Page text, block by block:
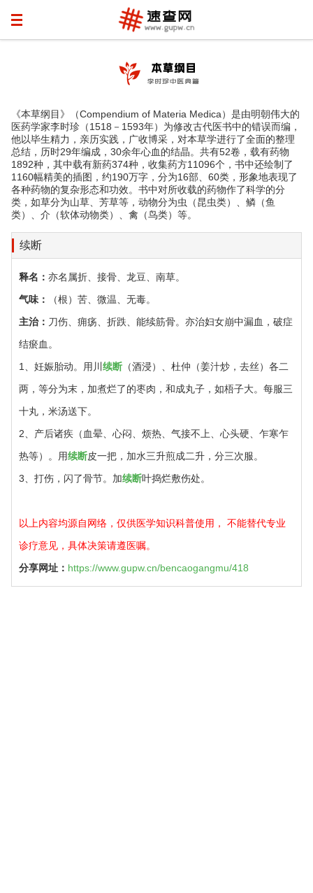
《本草纲目》（Compendium of Materia Medica）是由明朝伟大的
医药学家李时珍（1518－1593年）为修改古代医书中的错误而编，
他以毕生精力，亲历实践，广收博采，对本草学进行了全面的整理
总结，历时29年编成，30余年心血的结晶。共有52卷，载有药物
1892种，其中载有新药374种，收集药方11096个，书中还绘制了
1160幅精美的插图，约190万字，分为16部、60类，形象地表现了
各种药物的复杂形态和功效。书中对所收载的药物作了科学的分
类，如草分为山草、芳草等，动物分为虫（昆虫类）、鳞（鱼
类）、介（软体动物类）、禽（鸟类）等。
续断
释名： 亦名属折、接骨、龙豆、南草。
气味：
（根）苦、微温、无毒。
主治： 刀伤、痈疡、折跌、能续筋骨。亦治妇女崩中漏血，破症
结瘀血。
1、妊娠胎动。用川 续断 （酒浸）、杜仲（姜汁炒，去丝）各二
两，等分为末，加煮烂了的枣肉，和成丸子，如梧子大。每服三
十丸，米汤送下。
2、产后诸疾（血晕、心闷、烦热、气接不上、心头硬、乍寒乍
热等）。用续断皮一把，加水三升煎成二升，分三次服。
3、打伤，闪了骨节。加续断叶捣烂敷伤处。
以上内容均源自网络，仅供医学知识科普使用， 不能替代专业
诊疗意见，具体决策请遵医嘱。
分享网址： https://www.gupw.cn/bencaogangmu/418